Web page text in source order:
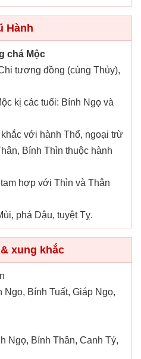
Hành
chá Mộc
tương đồng (cùng Thủy),
kị các tuổi: Bính Ngọ và
với hành Thổ, ngoại trừ
Bính Thìn thuộc hành
hợp với Thìn và Thân
phá Dậu, tuyệt Tỵ.
xung khắc
Ngọ, Bính Tuất, Giáp Ngọ,
Ngọ, Bính Thân, Canh Tý,